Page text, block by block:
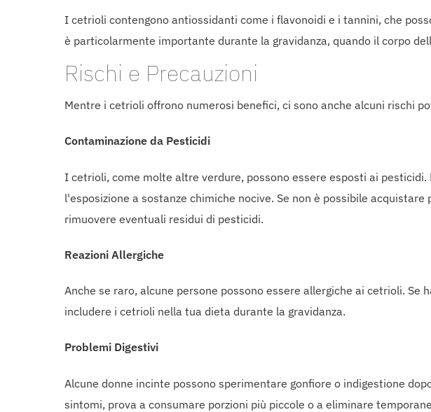
I cetrioli contengono antiossidanti come i flavonoidi e i tannini, che
è particolarmente importante durante la gravidanza, quando il corpo
Rischi e Precauzioni
Mentre i cetrioli offrono numerosi benefici, ci sono anche alcuni rischi
Contaminazione da Pesticidi
I cetrioli, come molte altre verdure, possono essere esposti ai
l'esposizione a sostanze chimiche nocive. Se non è possibile
rimuovere eventuali residui di pesticidi.
Reazioni Allergiche
Anche se raro, alcune persone possono essere allergiche ai cetrioli.
includere i cetrioli nella tua dieta durante la gravidanza.
Problemi Digestivi
Alcune donne incinte possono sperimentare gonfiore o indigestione
sintomi, prova a consumare porzioni più piccole o a eliminare